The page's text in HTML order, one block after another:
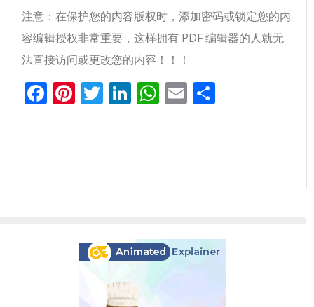
注意：在保护您的内容版权时，添加密码或锁定您的内
容编辑授权非常重要，这样拥有 PDF 编辑器的人就无
法直接访问或更改您的内容！！！
Facebook
Pinterest
Twitter
LinkedIn
WhatsApp
Email